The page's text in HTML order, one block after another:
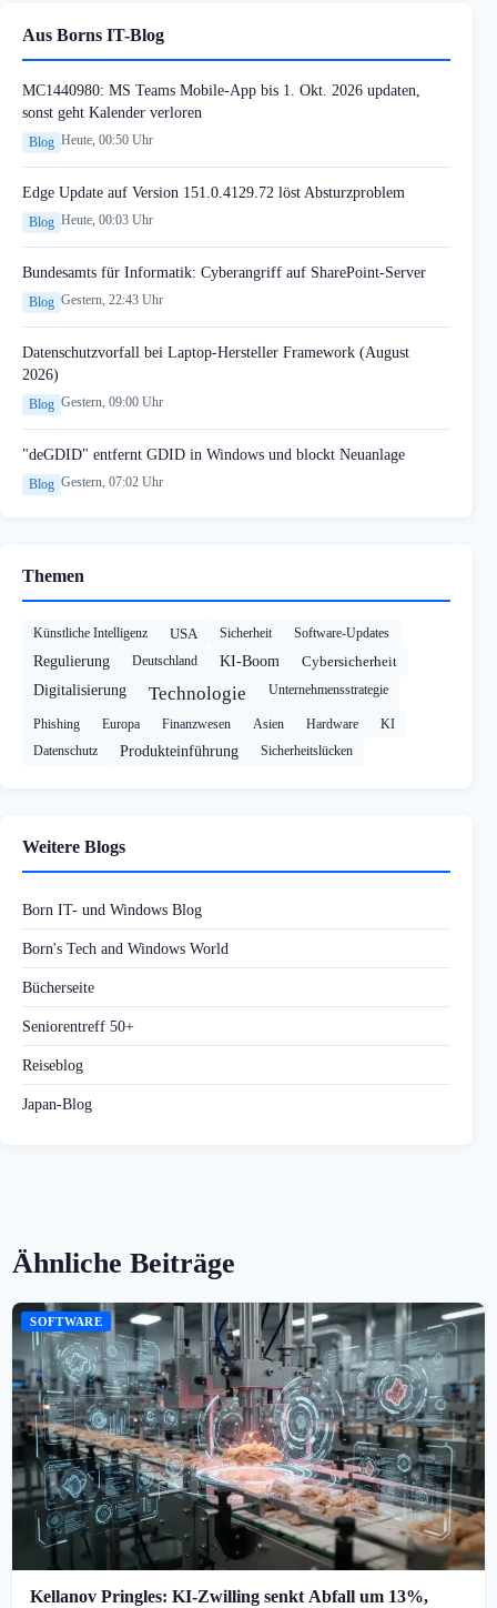
Aus Borns IT-Blog
MC1440980: MS Teams Mobile-App bis 1. Okt. 2026 updaten,
sonst geht Kalender verloren
Blog Heute, 00:50 Uhr
Edge Update auf Version 151.0.4129.72 löst Absturzproblem
Blog Heute, 00:03 Uhr
Bundesamts für Informatik: Cyberangriff auf SharePoint-Server
Blog Gestern, 22:43 Uhr
Datenschutzvorfall bei Laptop-Hersteller Framework (August
2026)
Blog Gestern, 09:00 Uhr
"deGDID" entfernt GDID in Windows und blockt Neuanlage
Blog Gestern, 07:02 Uhr
Themen
Künstliche Intelligenz USA Sicherheit Software-Updates
Regulierung Deutschland KI-Boom
Cybersicherheit
Digitalisierung
Technologie Unternehmensstrategie
Phishing Europa Finanzwesen Asien Hardware
KI
Datenschutz
Produkteinführung Sicherheitslücken
Weitere Blogs
Born IT- und Windows Blog
Born's Tech and Windows World
Bücherseite
Seniorentreff 50+
Reiseblog
Japan-Blog
Ähnliche Beiträge
SOFTWARE
Kellanov Pringles: KI-Zwilling senkt Abfall um 13%,